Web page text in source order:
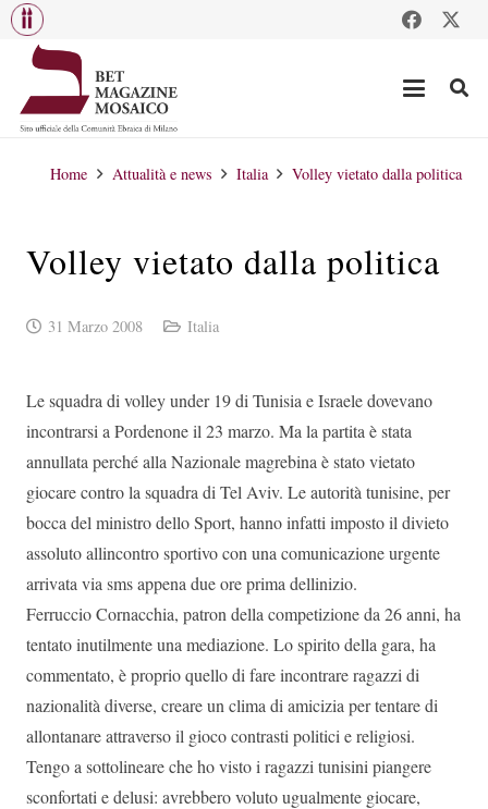
Home Attualità e news Italia Volley vietato dalla politica
Volley vietato dalla politica
31 Marzo 2008 Italia
Le squadra di volley under 19 di Tunisia e Israele dovevano
incontrarsi a Pordenone il 23 marzo. Ma la partita è stata
annullata perché alla Nazionale magrebina è stato vietato
giocare contro la squadra di Tel Aviv. Le autorità tunisine, per
bocca del ministro dello Sport, hanno infatti imposto il divieto
assoluto allincontro sportivo con una comunicazione urgente
arrivata via sms appena due ore prima dellinizio.
Ferruccio Cornacchia, patron della competizione da 26 anni, ha
tentato inutilmente una mediazione. Lo spirito della gara, ha
commentato, è proprio quello di fare incontrare ragazzi di
nazionalità diverse, creare un clima di amicizia per tentare di
allontanare attraverso il gioco contrasti politici e religiosi.
Tengo a sottolineare che ho visto i ragazzi tunisini piangere
sconfortati e delusi: avrebbero voluto ugualmente giocare,